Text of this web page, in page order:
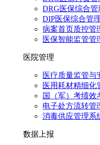
DRG医保综合管
DIP医保综合管
病案首页质控管
医保智能监管管
医院管理
医疗质量监管与
医用耗材精细化
国（军）考绩效
电子处方流转管
消毒供应管理系
数据上报